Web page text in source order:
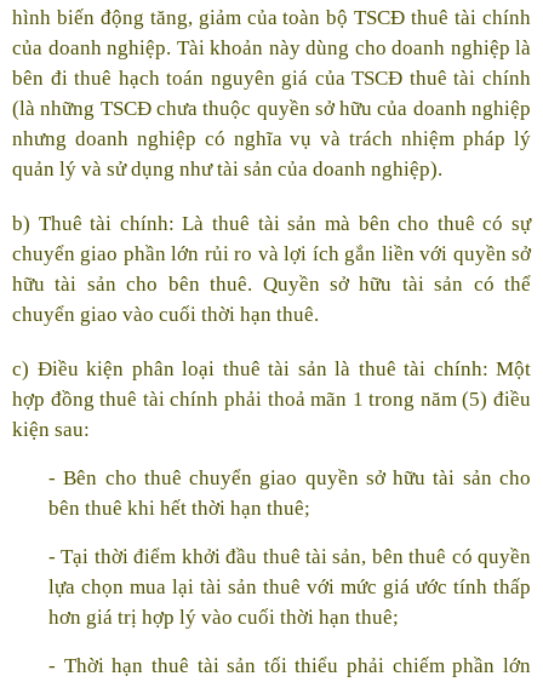
hình biến động tăng, giảm của toàn bộ TSCĐ thuê tài chính
của doanh nghiệp. Tài khoản này dùng cho doanh nghiệp là
bên đi thuê hạch toán nguyên giá của TSCĐ thuê tài chính
(là những TSCĐ chưa thuộc quyền sở hữu của doanh nghiệp
nhưng doanh nghiệp có nghĩa vụ và trách nhiệm pháp lý
quản lý và sử dụng như tài sản của doanh nghiệp).
b) Thuê tài chính: Là thuê tài sản mà bên cho thuê có sự
chuyển giao phần lớn rủi ro và lợi ích gắn liền với quyền sở
hữu tài sản cho bên thuê. Quyền sở hữu tài sản có thể
chuyển giao vào cuối thời hạn thuê.
c) Điều kiện phân loại thuê tài sản là thuê tài chính: Một
hợp đồng thuê tài chính phải thoả mãn 1 trong năm (5) điều
kiện sau:
- Bên cho thuê chuyển giao quyền sở hữu tài sản cho
bên thuê khi hết thời hạn thuê;
- Tại thời điểm khởi đầu thuê tài sản, bên thuê có quyền
lựa chọn mua lại tài sản thuê với mức giá ước tính thấp
hơn giá trị hợp lý vào cuối thời hạn thuê;
- Thời hạn thuê tài sản tối thiểu phải chiếm phần lớn